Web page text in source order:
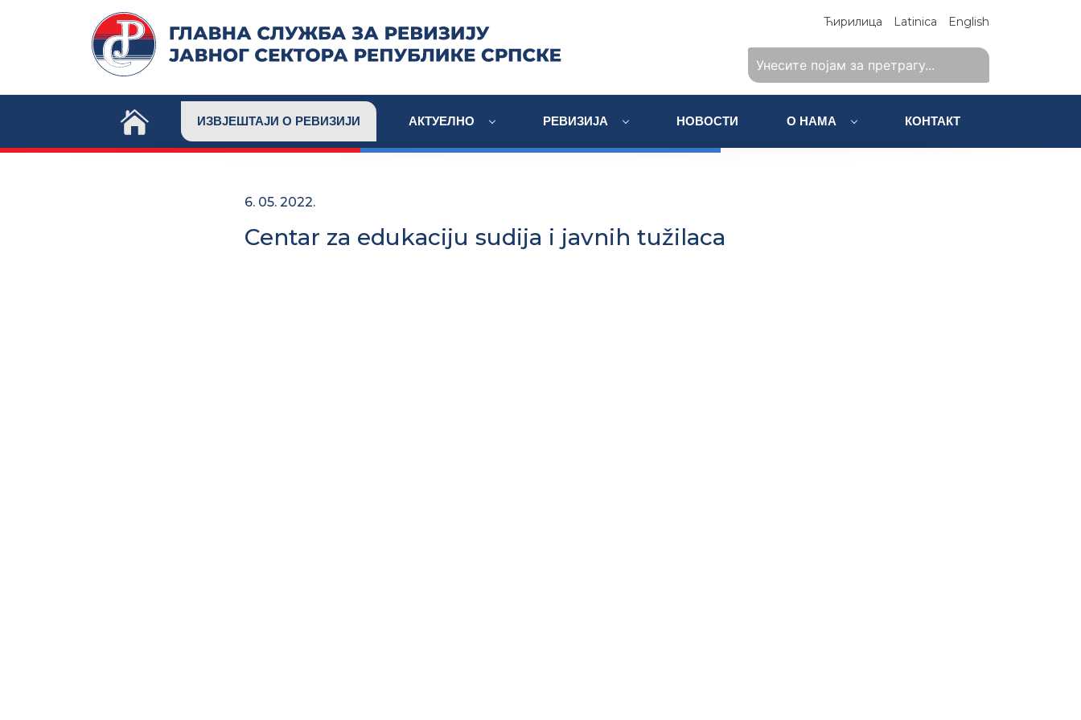
Ћирилица Latinica English
ИЗВЈЕШТАЈИ О РЕВИЗИЈИ АКТУЕЛНО РЕВИЗИЈА НОВОСТИ О НАМА КОНТАКТ
6. 05. 2022.
Centar za edukaciju sudija i javnih tužilaca